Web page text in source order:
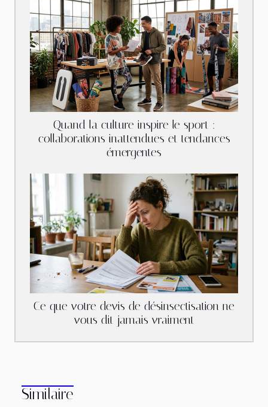
Quand la culture inspire le sport :
collaborations inattendues et tendances
émergentes
Ce que votre devis de désinsectisation ne
vous dit jamais vraiment
Similaire